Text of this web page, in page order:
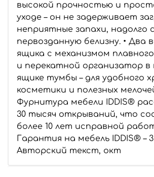
высокой прочностью и
уходе – он не задерживает
неприятные запахи, надолго
первозданную белизну. • Два
ящика с механизмом
и перекатной организатор в
ящике тумбы – для удобного
косметики и полезных
Фурнитура мебели IDDIS®
30 тысяч открываний, что
более 10 лет исправной
Гарантия на мебель IDDIS® – 3
Авторский текст, окт